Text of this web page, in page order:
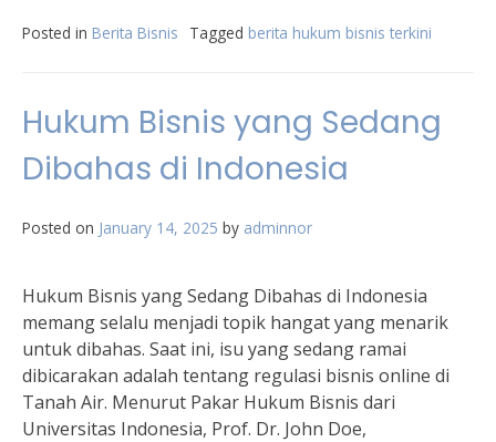
Posted in Berita Bisnis Tagged berita hukum bisnis terkini
Hukum Bisnis yang Sedang
Dibahas di Indonesia
Posted on January 14, 2025 by adminnor
Hukum Bisnis yang Sedang Dibahas di Indonesia
memang selalu menjadi topik hangat yang menarik
untuk dibahas. Saat ini, isu yang sedang ramai
dibicarakan adalah tentang regulasi bisnis online di
Tanah Air. Menurut Pakar Hukum Bisnis dari
Universitas Indonesia, Prof. Dr. John Doe,